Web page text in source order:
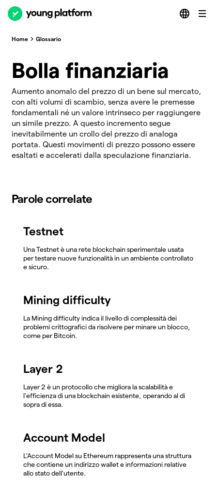
Home Glossario
Bolla finanziaria
Aumento anomalo del prezzo di un bene sul mercato,
con alti volumi di scambio, senza avere le premesse
fondamentali né un valore intrinseco per raggiungere
un simile prezzo. A questo incremento segue
inevitabilmente un crollo del prezzo di analoga
portata. Questi movimenti di prezzo possono essere
esaltati e accelerati dalla speculazione finanziaria.
Parole correlate
Testnet
Una Testnet è una rete blockchain sperimentale usata
per testare nuove funzionalità in un ambiente controllato
e sicuro.
Mining difficulty
La Mining difficulty indica il livello di complessità dei
problemi crittografici da risolvere per minare un blocco,
come per Bitcoin.
Layer 2
Layer 2 è un protocollo che migliora la scalabilità e
l'efficienza di una blockchain esistente, operando al di
sopra di essa.
Account Model
L'Account Model su Ethereum rappresenta una struttura
che contiene un indirizzo wallet e informazioni relative
allo stato dell'utente.